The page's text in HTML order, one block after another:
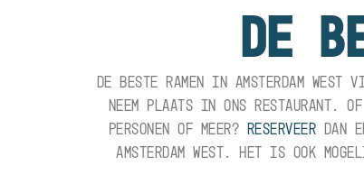
DE
DE BESTE RAMEN IN AMSTERDAM WEST
NEEM PLAATS IN ONS RESTAURANT.
PERSONEN OF MEER? RESERVEER DAN
AMSTERDAM WEST. HET IS OOK